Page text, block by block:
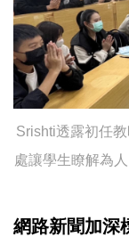
Srishti透露初任
處讓學生瞭解為
網路新聞加